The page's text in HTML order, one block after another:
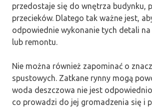
przedostaje się do wnętrza budynku,
przecieków. Dlatego tak ważne jest,
odpowiednie wykonanie tych detali
lub remontu.
Nie można również zapominać o
spustowych. Zatkane rynny mogą
woda deszczowa nie jest
co prowadzi do jej gromadzenia się i